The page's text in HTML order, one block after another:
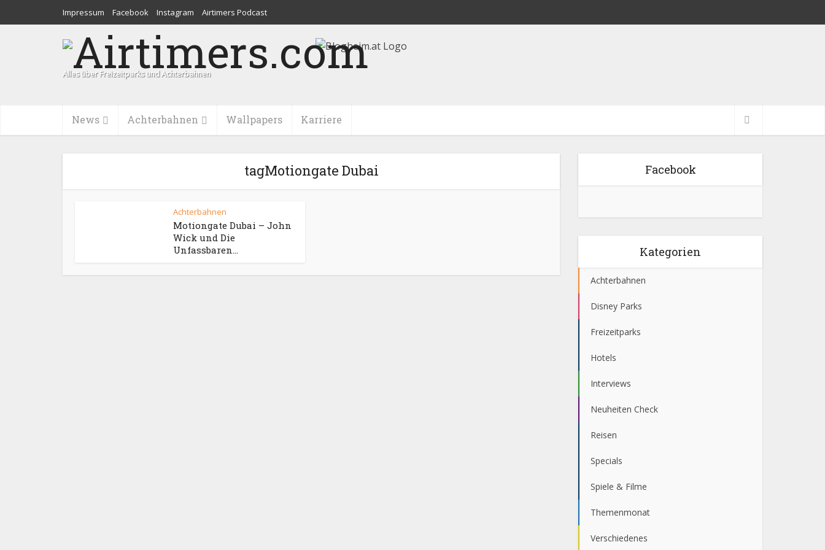
Impressum Facebook Instagram Airtimers Podcast
Alles über Freizeitparks und Achterbahnen
News Achterbahnen Wallpapers Karriere
tagMotiongate Dubai
Achterbahnen
Motiongate Dubai – John
Wick und Die
Unfassbaren...
Facebook
Kategorien
Achterbahnen
Disney Parks
Freizeitparks
Hotels
Interviews
Neuheiten Check
Reisen
Specials
Spiele & Filme
Themenmonat
Verschiedenes